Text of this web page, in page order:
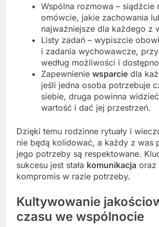
Wspólna rozmowa – siądźcie
omówcie, jakie zachowania
najważniejsze dla każdego z
Listy zadań – wypiszcie
i zadania wychowawcze,
według możliwości i
Zapewnienie wsparcie dla
jeśli jedna osoba potrzebuje
siebie, druga powinna
wartość i dać jej przestrzeń.
Dzięki temu rodzinne rytuały i
nie będą kolidować, a każdy z was
jego potrzeby są respektowane.
sukcesu jest stała komunikacja oraz
kompromis w razie potrzeby.
Kultywowanie
czasu we wspólnocie